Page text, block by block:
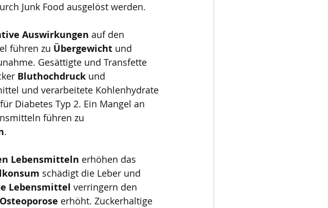
Junk Food ausgelöst werden.
Auswirkungen auf den
führen zu Übergewicht und
Gesättigte und Transfette
Bluthochdruck und
und verarbeitete Kohlenhydrate
Diabetes Typ 2. Ein Mangel an
führen zu
.
Lebensmitteln erhöhen das
schädigt die Leber und
Lebensmittel verringern den
Osteoporose erhöht. Zuckerhaltige